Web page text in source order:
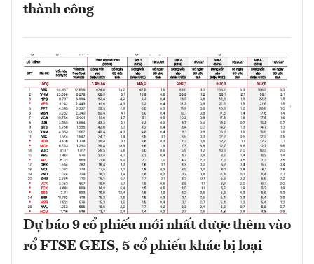
thành công
Dự báo 9 cổ phiếu mới nhất được thêm vào
rổ FTSE GEIS, 5 cổ phiếu khác bị loại